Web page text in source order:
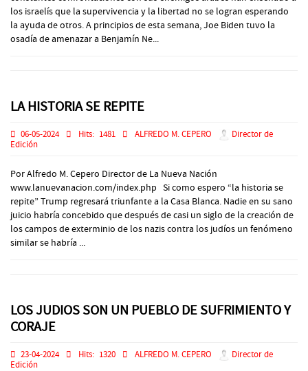
los israelís que la supervivencia y la libertad no se logran esperando
la ayuda de otros. A principios de esta semana, Joe Biden tuvo la
osadía de amenazar a Benjamín Ne...
LA HISTORIA SE REPITE
06-05-2024 Hits: 1481 ALFREDO M. CEPERO
Director de
Edición
Por Alfredo M. Cepero Director de La Nueva Nación
www.lanuevanacion.com/index.php Si como espero “la historia se
repite” Trump regresará triunfante a la Casa Blanca. Nadie en su sano
juicio habría concebido que después de casi un siglo de la creación de
los campos de exterminio de los nazis contra los judíos un fenómeno
similar se habría ...
LOS JUDIOS SON UN PUEBLO DE SUFRIMIENTO Y
CORAJE
23-04-2024 Hits: 1320 ALFREDO M. CEPERO
Director de
Edición